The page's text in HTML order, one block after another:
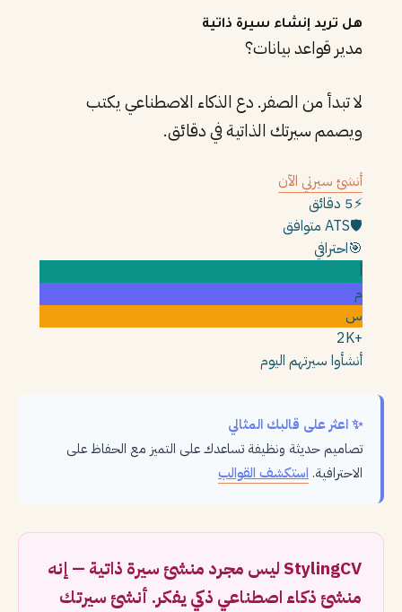
هل تريد إنشاء سيرة ذاتية
مدير قواعد بيانات؟
لا تبدأ من الصفر. دع الذكاء الاصطناعي يكتب
ويصمم سيرتك الذاتية في دقائق.
أنشئ سيرتي الآن
⚡5 دقائق
🛡️ATS متوافق
🎯احترافي
أ
م
س
+2K
أنشأوا سيرتهم اليوم
✨ اعثر على قالبك المثالي
تصاميم حديثة ونظيفة تساعدك على التميز مع الحفاظ على
الاحترافية. استكشف القوالب
StylingCV ليس مجرد منشئ سيرة ذاتية — إنه
منشئ ذكاء اصطناعي ذكي يفكر. أنشئ سيرتك